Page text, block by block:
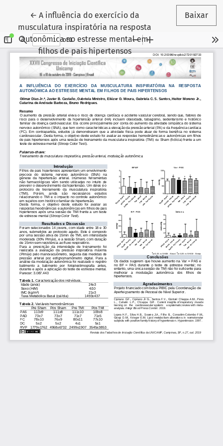
←Voltar aos Detalhes do Artigo
A influência do exercício da
musculatura inspiratória na resposta
autonômica ao estresse mental em
filhos de pais hipertensos
Baixar